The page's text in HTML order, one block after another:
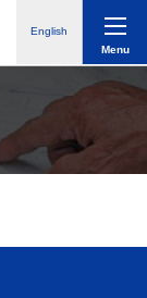
Menu
English